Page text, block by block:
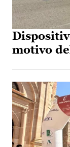
motivo